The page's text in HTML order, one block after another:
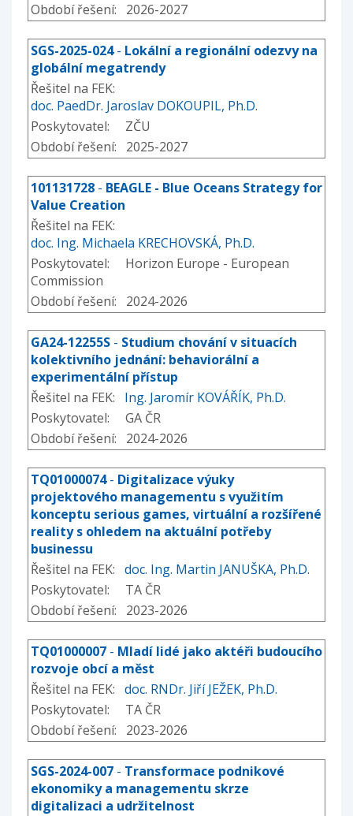
Období řešení: 2026-2027
SGS-2025-024- Lokální a regionální odezvy na
globální megatrendy
Řešitel na FEK:
doc. PaedDr. Jaroslav DOKOUPIL, Ph.D.
Poskytovatel: ZČU
Období řešení: 2025-2027
101131728 - BEAGLE - Blue Oceans Strategy for
Value Creation
Řešitel na FEK:
doc. Ing. Michaela KRECHOVSKÁ, Ph.D.
Poskytovatel: Horizon Europe - European
Commission
Období řešení: 2024-2026
GA24-12255S - Studium chování v situacích
kolektivního jednání: behaviorální a
experimentální přístup
Řešitel na FEK: Ing. Jaromír KOVÁŘÍK, Ph.D.
Poskytovatel: GA ČR
Období řešení: 2024-2026
TQ01000074- Digitalizace výuky
projektového managementu s využitím
konceptu serious games, virtuální a rozšířené
reality s ohledem na aktuální potřeby
businessu
Řešitel na FEK: doc. Ing. Martin JANUŠKA, Ph.D.
Poskytovatel: TA ČR
Období řešení: 2023-2026
TQ01000007 - Mladí lidé jako aktéři budoucího
rozvoje obcí a měst
Řešitel na FEK: doc. RNDr. Jiří JEŽEK, Ph.D.
Poskytovatel: TA ČR
Období řešení: 2023-2026
SGS-2024-007 - Transformace podnikové
ekonomiky a managementu skrze
digitalizaci a udržitelnost